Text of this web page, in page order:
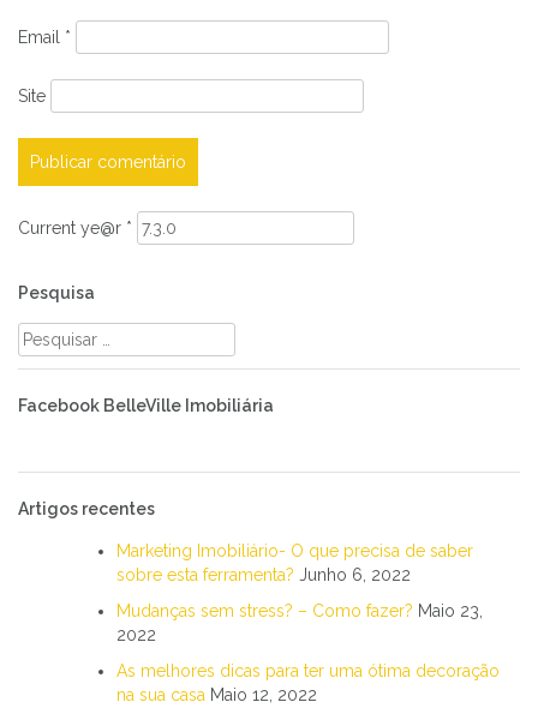
Email *
Site
Current ye@r *
Pesquisa
Pesquisar
por:
Facebook BelleVille Imobiliária
Artigos recentes
Marketing Imobiliário- O que precisa de saber
sobre esta ferramenta? Junho 6, 2022
Mudanças sem stress? – Como fazer? Maio 23,
2022
As melhores dicas para ter uma ótima decoração
na sua casa Maio 12, 2022